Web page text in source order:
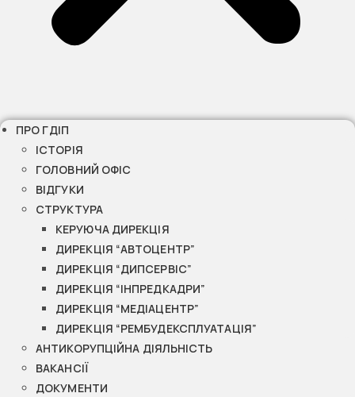
ПРО ГДІП
ІСТОРІЯ
ГОЛОВНИЙ ОФІС
ВІДГУКИ
СТРУКТУРА
КЕРУЮЧА ДИРЕКЦІЯ
ДИРЕКЦІЯ “АВТОЦЕНТР”
ДИРЕКЦІЯ “ДИПСЕРВІС”
ДИРЕКЦІЯ “ІНПРЕДКАДРИ”
ДИРЕКЦІЯ “МЕДІАЦЕНТР”
ДИРЕКЦІЯ “РЕМБУДЕКСПЛУАТАЦІЯ”
АНТИКОРУПЦІЙНА ДІЯЛЬНІСТЬ
ВАКАНСІЇ
ДОКУМЕНТИ